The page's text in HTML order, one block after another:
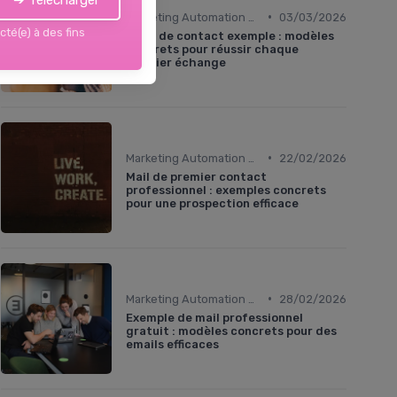
•
03/03/2026
Prise de contact exemple : modèles
concrets pour réussir chaque
premier échange
•
22/02/2026
Mail de premier contact
professionnel : exemples concrets
pour une prospection efficace
•
28/02/2026
Exemple de mail professionnel
gratuit : modèles concrets pour des
emails efficaces
à des fins